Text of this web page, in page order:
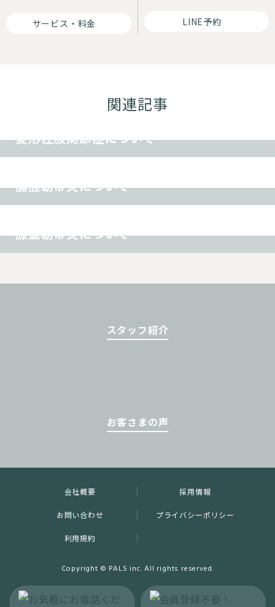
サービス・料金 LINE予約
関連記事
変形性股関節症について
腸脛靭帯炎について
膝蓋靭帯炎について
スタッフ紹介
お客さまの声
会社概要 採用情報
お問い合わせ プライバシーポリシー
利用規約
Copyright © PALS inc. All rights reserved.